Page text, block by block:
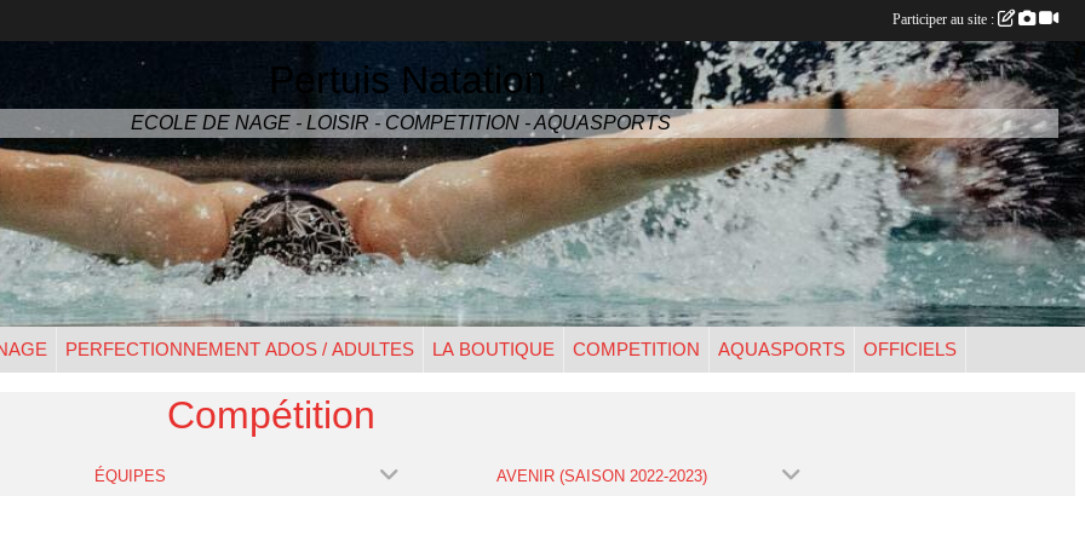
Pertuis Natation
ECOLE DE NAGE - LOISIR - COMPETITION - AQUASPORTS
PERFECTIONNEMENT ADOS / ADULTES LA BOUTIQUE COMPETITION AQUASPORTS OFFICIELS
Compétition
ÉQUIPES AVENIR (SAISON 2022-2023)
Participer au site :